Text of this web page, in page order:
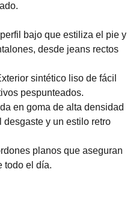
bajo que estiliza el pie y
desde jeans rectos
sintético liso de fácil
pespunteados.
en goma de alta densidad
desgaste y un estilo retro
planos que aseguran
todo el día.